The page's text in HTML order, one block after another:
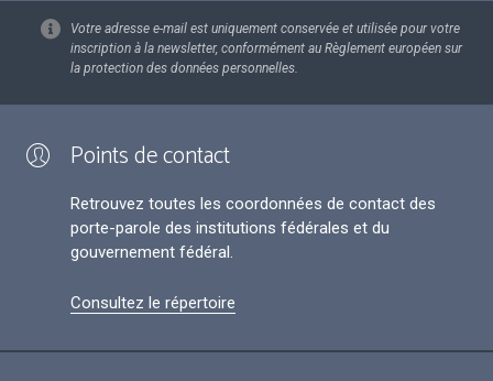
Votre adresse e-mail est uniquement conservée et utilisée pour votre
inscription à la newsletter, conformément au Règlement européen sur
la protection des données personnelles.
Points de contact
Retrouvez toutes les coordonnées de contact des
porte-parole des institutions fédérales et du
gouvernement fédéral.
Consultez le répertoire